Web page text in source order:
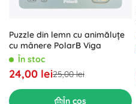
Puzzle din lemn cu animăluțe
cu mânere PolarB Viga
În stoc
24,00 lei25,00 lei
În coș